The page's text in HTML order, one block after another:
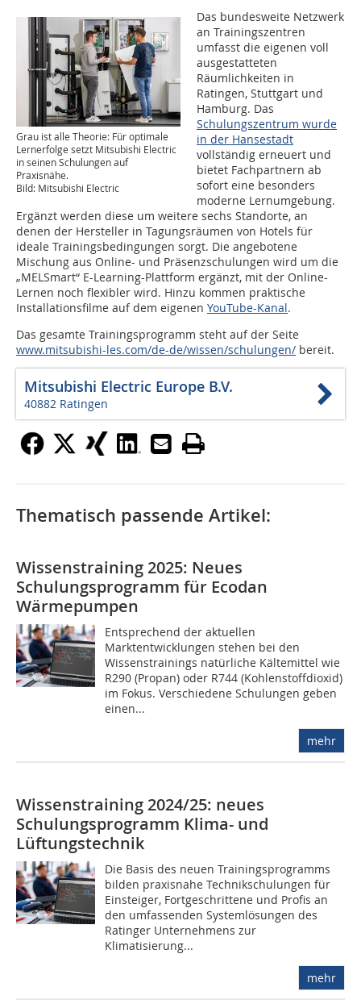
Grau ist alle Theorie: Für optimale
Lernerfolge setzt Mitsubishi Electric
in seinen Schulungen auf
Praxisnähe.
Bild: Mitsubishi Electric
Das bundesweite Netzwerk
an Trainingszentren
umfasst die eigenen voll
ausgestatteten
Räumlichkeiten in
Ratingen, Stuttgart und
Hamburg. Das
Schulungszentrum wurde
in der Hansestadt
vollständig erneuert und
bietet Fachpartnern ab
sofort eine besonders
moderne Lernumgebung.
Ergänzt werden diese um weitere sechs Standorte, an
denen der Hersteller in Tagungsräumen von Hotels für
ideale Trainingsbedingungen sorgt. Die angebotene
Mischung aus Online- und Präsenzschulungen wird um die
„MELSmart“ E-Learning-Plattform ergänzt, mit der Online-
Lernen noch flexibler wird. Hinzu kommen praktische
Installationsfilme auf dem eigenen YouTube-Kanal.
Das gesamte Trainingsprogramm steht auf der Seite
www.mitsubishi-les.com/de-de/wissen/schulungen/ bereit.
Mitsubishi Electric Europe B.V.
40882 Ratingen
Thematisch passende Artikel:
Wissenstraining 2025: Neues
Schulungsprogramm für Ecodan
Wärmepumpen
Entsprechend der aktuellen
Marktentwicklungen stehen bei den
Wissenstrainings natürliche Kältemittel wie
R290 (Propan) oder R744 (Kohlenstoffdioxid)
im Fokus. Verschiedene Schulungen geben
einen...
mehr
Wissenstraining 2024/25: neues
Schulungsprogramm Klima- und
Lüftungstechnik
Die Basis des neuen Trainingsprogramms
bilden praxisnahe Technikschulungen für
Einsteiger, Fortgeschrittene und Profis an
den umfassenden Systemlösungen des
Ratinger Unternehmens zur
Klimatisierung...
mehr